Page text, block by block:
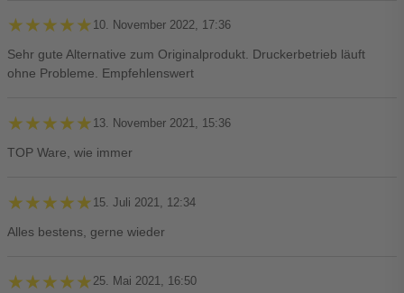
★★★★★
★★★★★ 10. November 2022, 17:36
Sehr gute Alternative zum Originalprodukt. Druckerbetrieb läuft
ohne Probleme. Empfehlenswert
★★★★★
★★★★★ 13. November 2021, 15:36
TOP Ware, wie immer
★★★★★
★★★★★ 15. Juli 2021, 12:34
Alles bestens, gerne wieder
★★★★★
★★★★★ 25. Mai 2021, 16:50